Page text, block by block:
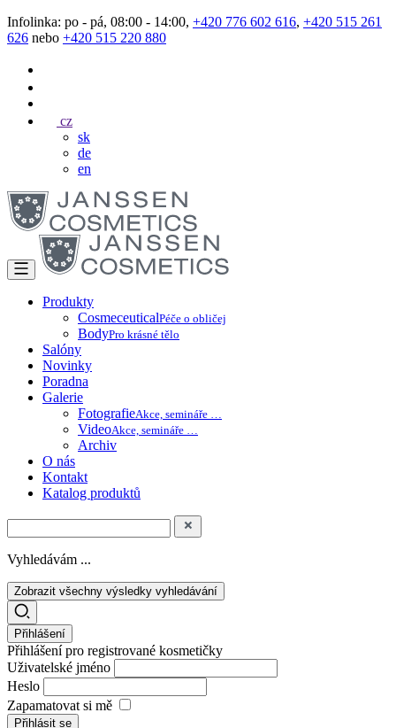
Infolinka: po - pá, 08:00 - 14:00, +420 776 602 616, +420 515 261
626 nebo +420 515 220 880
cz
sk
de
en
Produkty
CosmeceuticalPéče o obličej
BodyPro krásné tělo
Salóny
Novinky
Poradna
Galerie
FotografieAkce, semináře …
VideoAkce, semináře …
Archiv
O nás
Kontakt
Katalog produktů
Vyhledávám ...
Zobrazit všechny výsledky vyhledávání
Přihlášení
Přihlášení pro registrované kosmetičky
Uživatelské jméno
Heslo
Zapamatovat si mě